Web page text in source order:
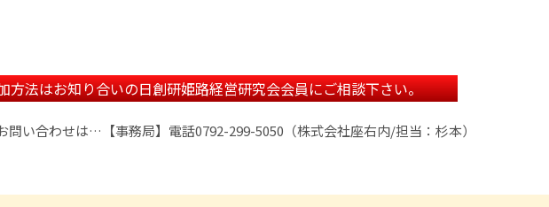
方法はお知り合いの日創研姫路経営研究会会員にご相談下さい。
問い合わせは… 【事務局】電話0792-299-5050（株式会社座右内/担当：杉本）